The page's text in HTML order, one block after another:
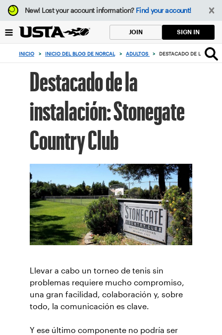
Enfoque
desde
botón
volver
New!Lost your account information? Find your account!
JOIN SIGN IN
INICIO > INICIO DEL BLOG DE NORCAL > ADULTOS > DESTACADO DE LA
Destacado de la
instalación: Stonegate
Country Club
Llevar a cabo un torneo de tenis sin
problemas requiere mucho compromiso,
una gran facilidad, colaboración y, sobre
todo, la comunicación es clave.
Y ese último componente no podría ser